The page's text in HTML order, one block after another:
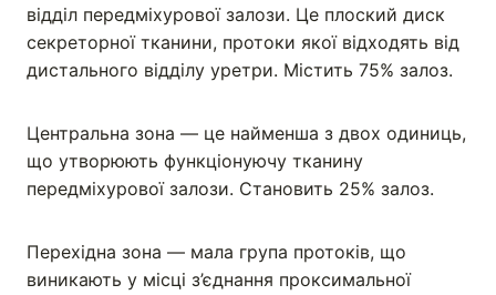
відділ передміхурової залози. Це плоский диск
секреторної тканини, протоки якої відходять від
дистального відділу уретри. Містить 75% залоз.
Центральна зона — це найменша з двох одиниць,
що утворюють функціонуючу тканину
передміхурової залози. Становить 25% залоз.
Перехідна зона — мала група протоків, що
виникають у місці з’єднання проксимальної